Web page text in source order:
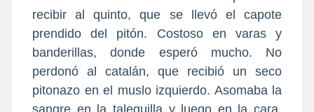
recibir al quinto, que se llevó el capote
prendido del pitón. Costoso en varas y
banderillas, donde esperó mucho. No
perdonó al catalán, que recibió un seco
pitonazo en el muslo izquierdo. Asomaba la